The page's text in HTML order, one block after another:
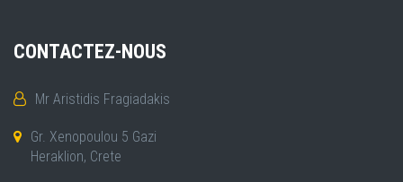
CONTACTEZ-NOUS
Mr Aristidis Fragiadakis
Gr. Xenopoulou 5 Gazi
Heraklion, Crete